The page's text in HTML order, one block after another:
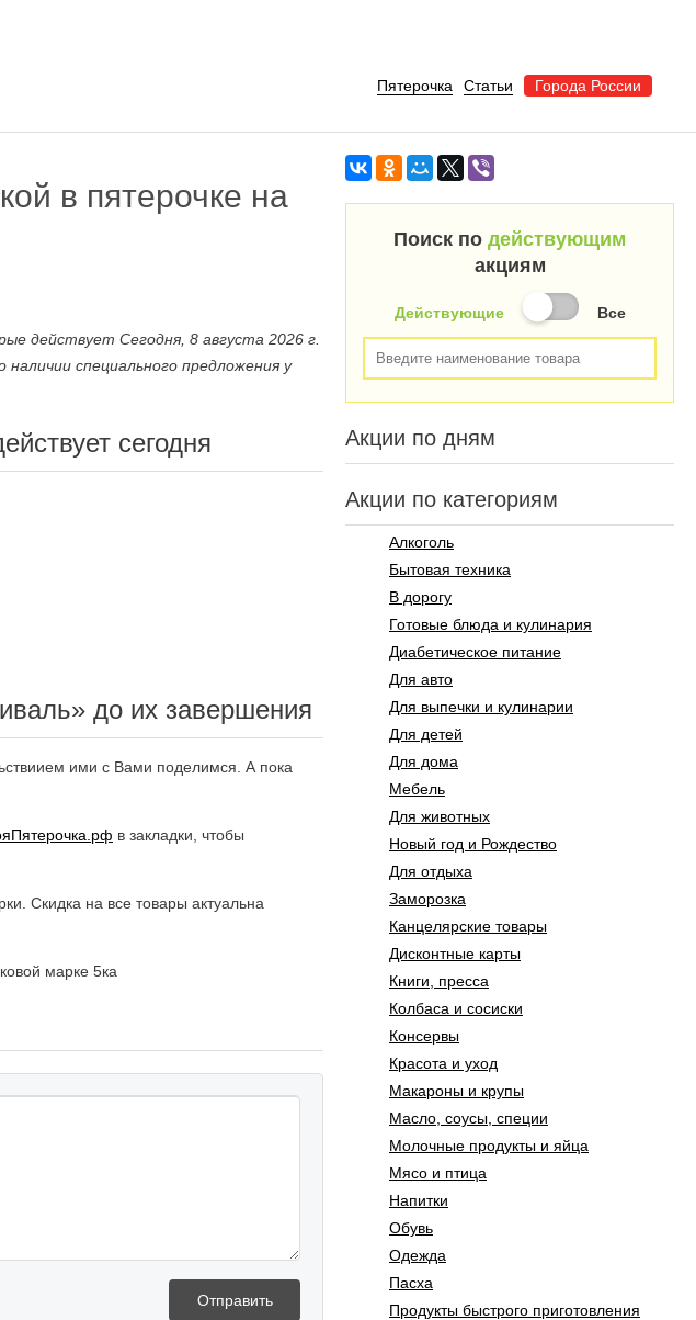
Пятерочка Статьи Города России
в пятерочке на
действует Сегодня, 8 августа 2026 г.
наличии специального предложения у
сегодня
до их завершения
ими с Вами поделимся. А пока
в закладки, чтобы
Скидка на все товары актуальна
марке 5ка
Отправить
Поиск по действующим
акциям
Действующие Все
Акции по дням
Акции по категориям
Алкоголь
Бытовая техника
В дорогу
Готовые блюда и кулинария
Диабетическое питание
Для авто
Для выпечки и кулинарии
Для детей
Для дома
Мебель
Для животных
Новый год и Рождество
Для отдыха
Заморозка
Канцелярские товары
Дисконтные карты
Книги, пресса
Колбаса и сосиски
Консервы
Красота и уход
Макароны и крупы
Масло, соусы, специи
Молочные продукты и яйца
Мясо и птица
Напитки
Обувь
Одежда
Пасха
Продукты быстрого приготовления